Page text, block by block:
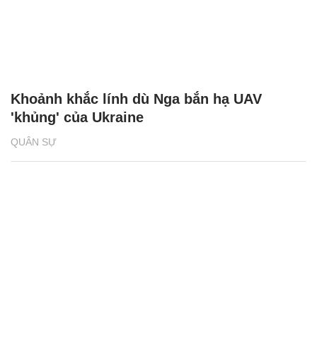
QUÂN SỰ
Khoảnh khắc lính dù Nga bắn hạ UAV
'khủng' của Ukraine